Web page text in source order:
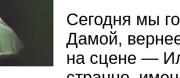
Сегодня мы
Дамой,
на сцене —